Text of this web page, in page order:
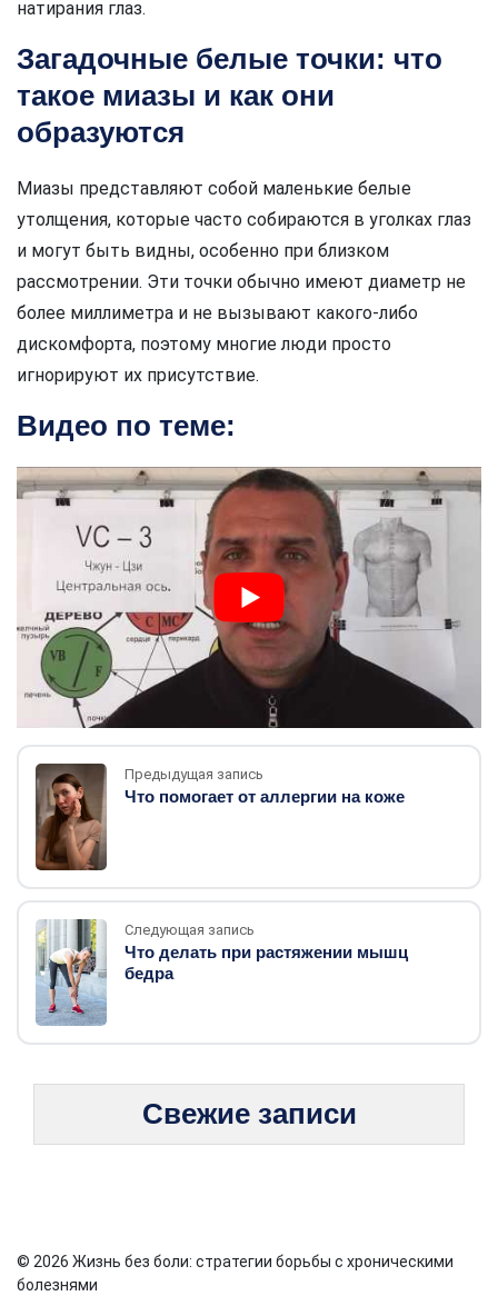
натирания глаз.
Загадочные белые точки: что
такое миазы и как они
образуются
Миазы представляют собой маленькие белые
утолщения, которые часто собираются в уголках глаз
и могут быть видны, особенно при близком
рассмотрении. Эти точки обычно имеют диаметр не
более миллиметра и не вызывают какого-либо
дискомфорта, поэтому многие люди просто
игнорируют их присутствие.
Видео по теме:
Предыдущая запись
Что помогает от аллергии на коже
Следующая запись
Что делать при растяжении мышц
бедра
Свежие записи
© 2026 Жизнь без боли: стратегии борьбы с хроническими
болезнями